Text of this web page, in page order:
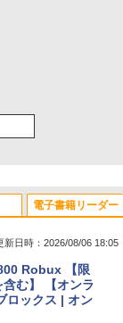
A18 Proチッ
ック：AIとAppl
計、Liquid Ret
ニファイドメモ
新日時：2026/08/06 18:05
Robux 【限
む】 【オンラ
ロックス | オン
電子書籍リーダー